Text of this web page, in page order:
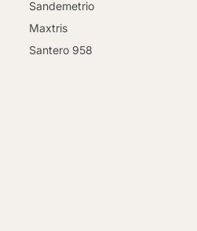
Sandemetrio
Maxtris
Santero 958